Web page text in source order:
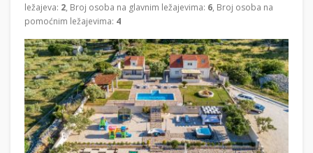
ležajeva: 2, Broj osoba na glavnim ležajevima: 6, Broj osoba na
pomoćnim ležajevima: 4